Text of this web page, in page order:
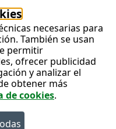
necesarias para
También se usan
permitir
ofrecer publicidad
y analizar el
obtener más
de cookies.